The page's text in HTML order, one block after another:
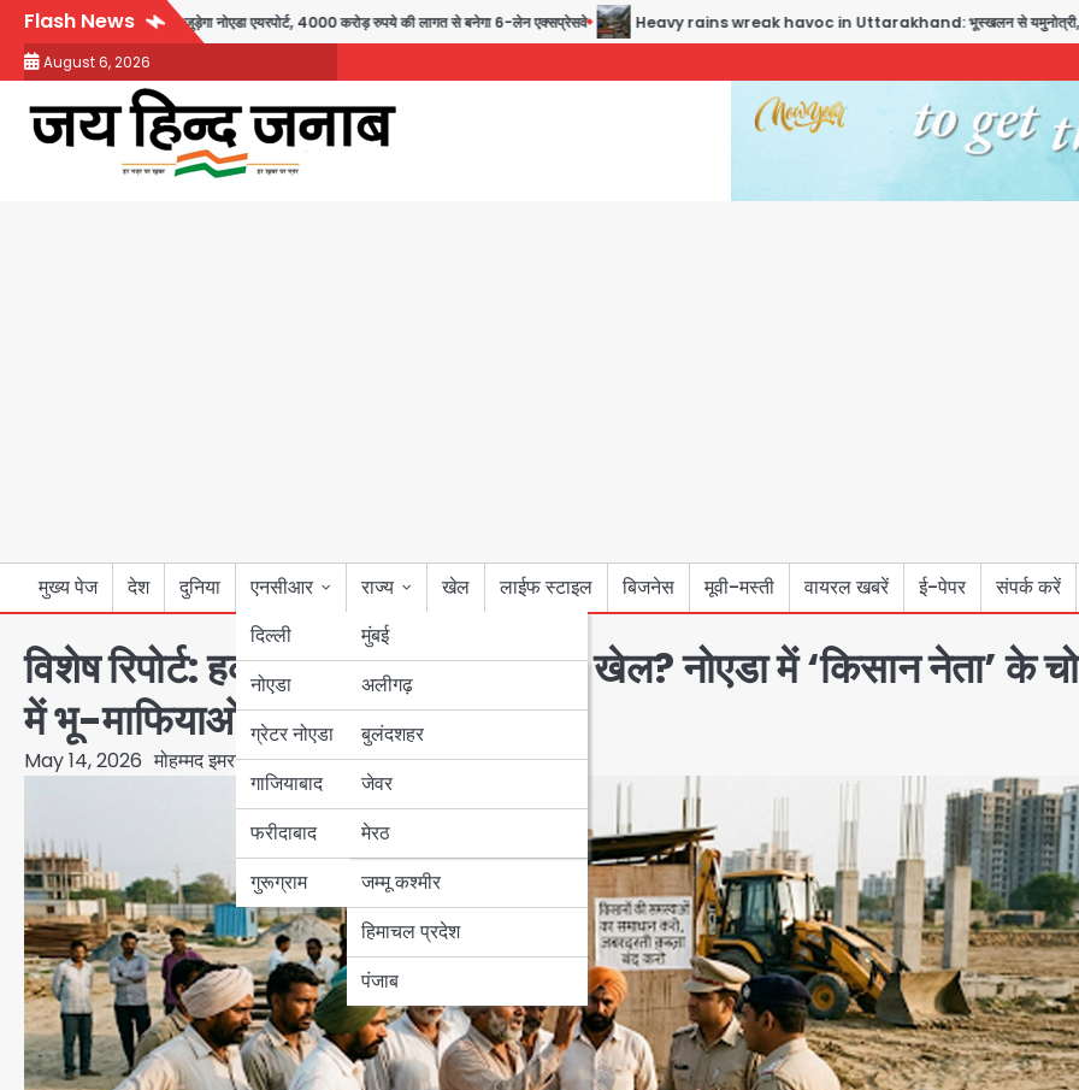
Skip
content
Flash News
से सीधे जुड़ेगा नोएडा एयरपोर्ट, 4000 करोड़ रुपये की लागत से बनेगा 6-लेन एक्सप्रेसवे Heavy rains wreak havoc in Uttarakhand: भूस्खलन से यमुनोत्री, केदारनाथ और सिमली-
August 6, 2026
मुख्य पेज देश दुनिया
एनसीआर
दिल्ली
नोएडा
ग्रेटर नोएडा
गाजियाबाद
फरीदाबाद
गुरूग्राम
राज्य
मुंबई
उत्तर प्रदेश
अलीगढ़
बुलंदशहर
जेवर
मेरठ
बिहार
पंजाब
हरियाणा
जम्मू कश्मीर
हिमाचल प्रदेश
पंजाब
खेल लाईफ स्टाइल बिजनेस मूवी-मस्ती वायरल खबरें ई-पेपर संपर्क करें
विशेष रिपोर्ट: हक की लड़ाई या करोड़ों का खेल? नोएडा में ‘किसान नेता’ के
में भू-माफियाओं का सिंडिकेट
May 14, 2026 मोहम्मद इमरान